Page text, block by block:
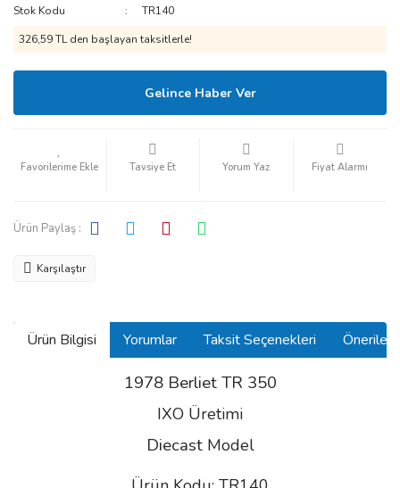
Stok Kodu
TR140
326,59 TL den başlayan taksitlerle!
Gelince Haber Ver
Tavsiye Et Yorum Yaz Fiyat Alarmı
Ürün Paylaş :
Karşılaştır
Ürün Bilgisi Yorumlar Taksit Seçenekleri
1978 Berliet TR 350
IXO Üretimi
Diecast Model